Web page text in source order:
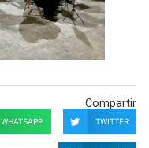
Compartir
WHATSAPP TWITTER